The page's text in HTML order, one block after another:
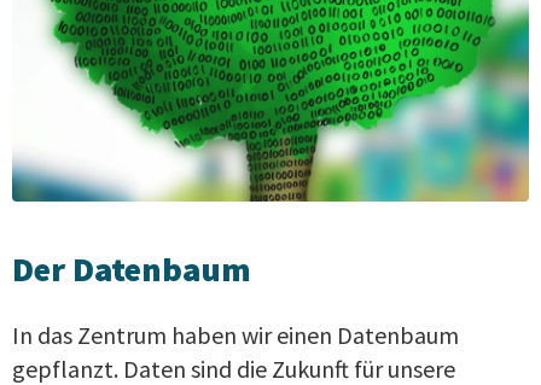
Der Datenbaum
In das Zentrum haben wir einen Datenbaum
gepflanzt. Daten sind die Zukunft für unsere